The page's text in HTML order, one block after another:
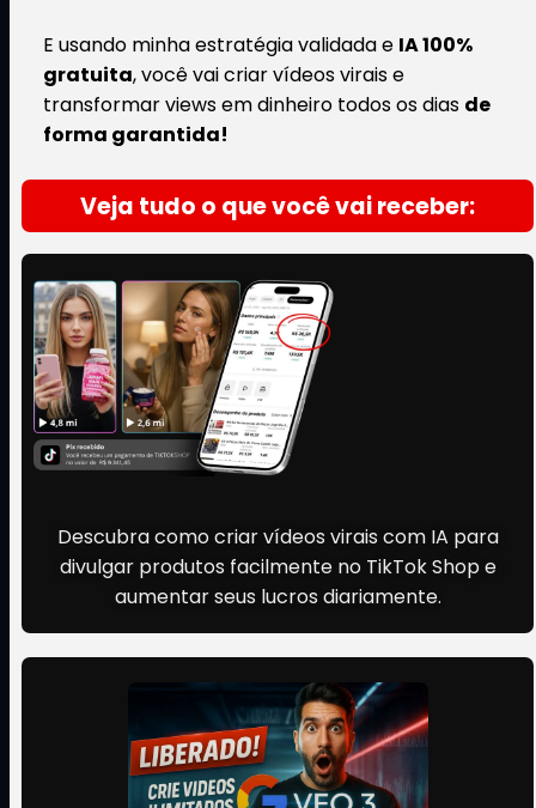
E usando minha estratégia validada e IA 100%
gratuita, você vai criar vídeos virais e
transformar views em dinheiro todos os dias de
forma garantida!
Veja tudo o que você vai receber:
Descubra como criar vídeos virais com IA para
divulgar produtos facilmente no TikTok Shop e
aumentar seus lucros diariamente.